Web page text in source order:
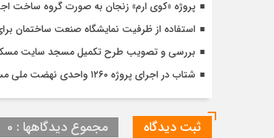
پروژه «کوی ارم» زنجان به صورت گروه ساخت
استفاده از ظرفیت نمایشگاه صنعت ساختمان
بررسی و تصویب طرح تکمیل مسجد سایت مسکن
شتاب در اجرای پروژه ۱۲۶۰ واحدی نهضت ملی مسکن گرگان با تأکید بر کیفیت و زمان‌بندی دقیق
ثبت دیدگاه مجموع دیدگاهها : 0